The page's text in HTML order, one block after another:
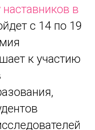
в
с 14 по 19
к участию